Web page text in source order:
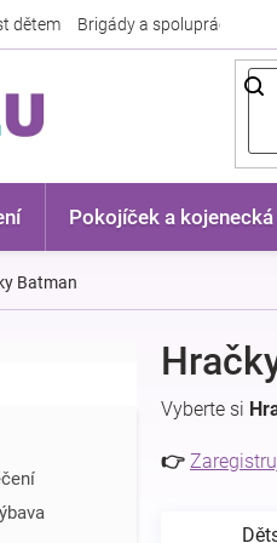
dětem Brigády a spolupráce
Pokojíček a kojenecká
Batman
Vyberte si
👉